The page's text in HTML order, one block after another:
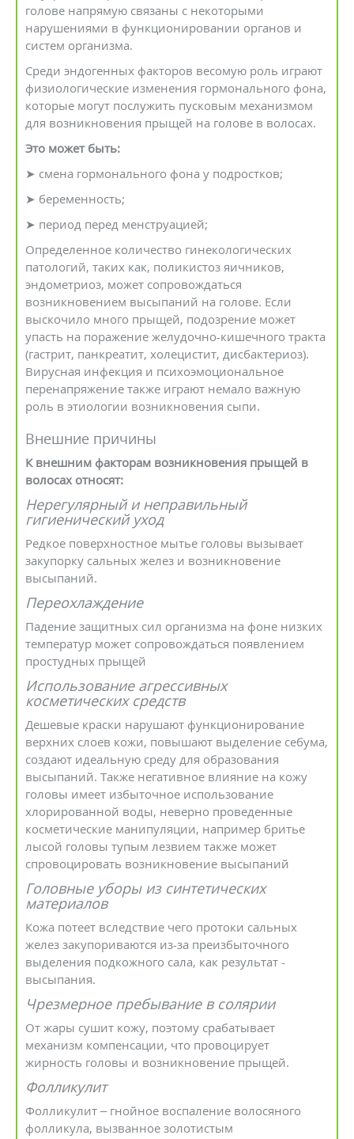
голове напрямую связаны с некоторыми
нарушениями в функционировании органов и
систем организма.
Среди эндогенных факторов весомую роль играют
физиологические изменения гормонального фона,
которые могут послужить пусковым механизмом
для возникновения прыщей на голове в волосах.
Это может быть:
➤ смена гормонального фона у подростков;
➤ беременность;
➤ период перед менструацией;
Определенное количество гинекологических
патологий, таких как, поликистоз яичников,
эндометриоз, может сопровождаться
возникновением высыпаний на голове. Если
выскочило много прыщей, подозрение может
упасть на поражение желудочно-кишечного тракта
(гастрит, панкреатит, холецистит, дисбактериоз).
Вирусная инфекция и психоэмоциональное
перенапряжение также играют немало важную
роль в этиологии возникновения сыпи.
Внешние причины
К внешним факторам возникновения прыщей в
волосах относят:
Нерегулярный и неправильный
гигиенический уход
Редкое поверхностное мытье головы вызывает
закупорку сальных желез и возникновение
высыпаний.
Переохлаждение
Падение защитных сил организма на фоне низких
температур может сопровождаться появлением
простудных прыщей
Использование агрессивных
косметических средств
Дешевые краски нарушают функционирование
верхних слоев кожи, повышают выделение себума,
создают идеальную среду для образования
высыпаний. Также негативное влияние на кожу
головы имеет избыточное использование
хлорированной воды, неверно проведенные
косметические манипуляции, например бритье
лысой головы тупым лезвием также может
спровоцировать возникновение высыпаний
Головные уборы из синтетических
материалов
Кожа потеет вследствие чего протоки сальных
желез закупориваются из-за преизбыточного
выделения подкожного сала, как результат -
высыпания.
Чрезмерное пребывание в солярии
От жары сушит кожу, поэтому срабатывает
механизм компенсации, что провоцирует
жирность головы и возникновение прыщей.
Фолликулит
Фолликулит – гнойное воспаление волосяного
фолликула, вызванное золотистым